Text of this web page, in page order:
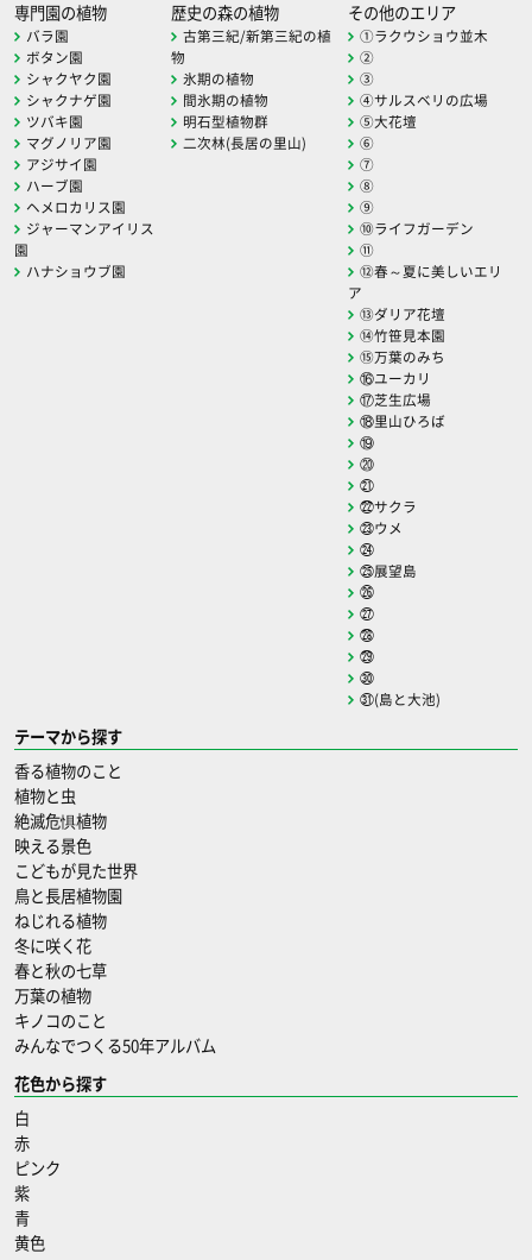
専門園の植物
バラ園
ボタン園
シャクヤク園
シャクナゲ園
ツバキ園
マグノリア園
アジサイ園
ハーブ園
ヘメロカリス園
ジャーマンアイリス
園
ハナショウブ園
歴史の森の植物
古第三紀/新第三紀の植
物
氷期の植物
間氷期の植物
明石型植物群
二次林(長居の里山)
その他のエリア
①ラクウショウ並木
②
③
④サルスベリの広場
⑤大花壇
⑥
⑦
⑧
⑨
⑩ライフガーデン
⑪
⑫春～夏に美しいエリ
ア
⑬ダリア花壇
⑭竹笹見本園
⑮万葉のみち
⑯ユーカリ
⑰芝生広場
⑱里山ひろば
⑲
⑳
㉑
㉒サクラ
㉓ウメ
㉔
㉕展望島
㉖
㉗
㉘
㉙
㉚
㉛(島と大池)
テーマから探す
香る植物のこと
植物と虫
絶滅危惧植物
映える景色
こどもが見た世界
鳥と長居植物園
ねじれる植物
冬に咲く花
春と秋の七草
万葉の植物
キノコのこと
みんなでつくる50年アルバム
花色から探す
白
赤
ピンク
紫
青
黄色